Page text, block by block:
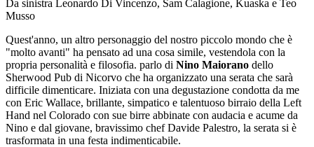
Da sinistra Leonardo Di Vincenzo, Sam Calagione, Kuaska e Teo
Musso
Quest'anno, un altro personaggio del nostro piccolo mondo che è
"molto avanti" ha pensato ad una cosa simile, vestendola con la
propria personalità e filosofia. parlo di Nino Maiorano dello
Sherwood Pub di Nicorvo che ha organizzato una serata che sarà
difficile dimenticare. Iniziata con una degustazione condotta da me
con Eric Wallace, brillante, simpatico e talentuoso birraio della Left
Hand nel Colorado con sue birre abbinate con audacia e acume da
Nino e dal giovane, bravissimo chef Davide Palestro, la serata si è
trasformata in una festa indimenticabile.